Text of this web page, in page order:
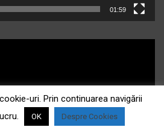
01:59
uri. Prin continuarea navigării
OK Despre Cookies